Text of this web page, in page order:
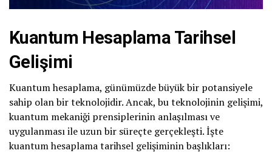
Kuantum Hesaplama Tarihsel
Gelişimi
Kuantum hesaplama, günümüzde büyük bir potansiyele
sahip olan bir teknolojidir. Ancak, bu teknolojinin gelişimi,
kuantum mekaniği prensiplerinin anlaşılması ve
uygulanması ile uzun bir süreçte gerçekleşti. İşte
kuantum hesaplama tarihsel gelişiminin başlıkları: